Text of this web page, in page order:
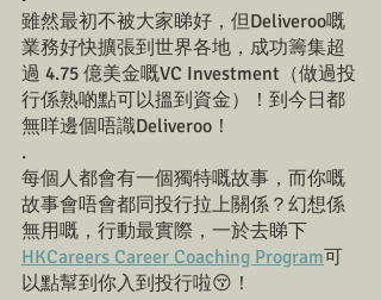
雖然最初不被大家睇好，但Deliveroo嘅
業務好快擴張到世界各地，成功籌集超
過 4.75 億美金嘅VC Investment（做過投
行係熟啲點可以搵到資金）！到今日都
無咩邊個唔識Deliveroo！
.
每個人都會有一個獨特嘅故事，而你嘅
故事會唔會都同投行拉上關係？幻想係
無用嘅，行動最實際，一於去睇下
HKCareers Career Coaching Program可
以點幫到你入到投行啦😚！